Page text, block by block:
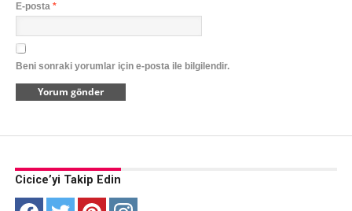
E-posta *
Beni sonraki yorumlar için e-posta ile bilgilendir.
Cicice’yi Takip Edin